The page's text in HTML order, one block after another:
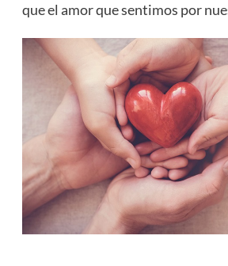
que el amor que sentimos por